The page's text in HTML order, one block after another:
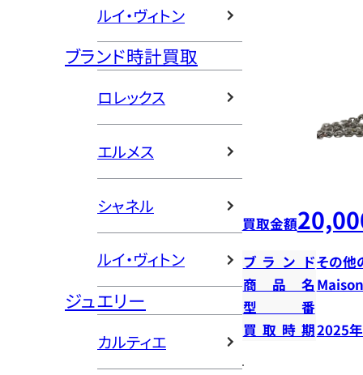
ルイ・ヴィトン
ブランド時計買取
ロレックス
エルメス
シャネル
ルイ・ヴィトン
ジュエリー
カルティエ
買取金額
ブランドその他
商品名
型番
買取時期2025